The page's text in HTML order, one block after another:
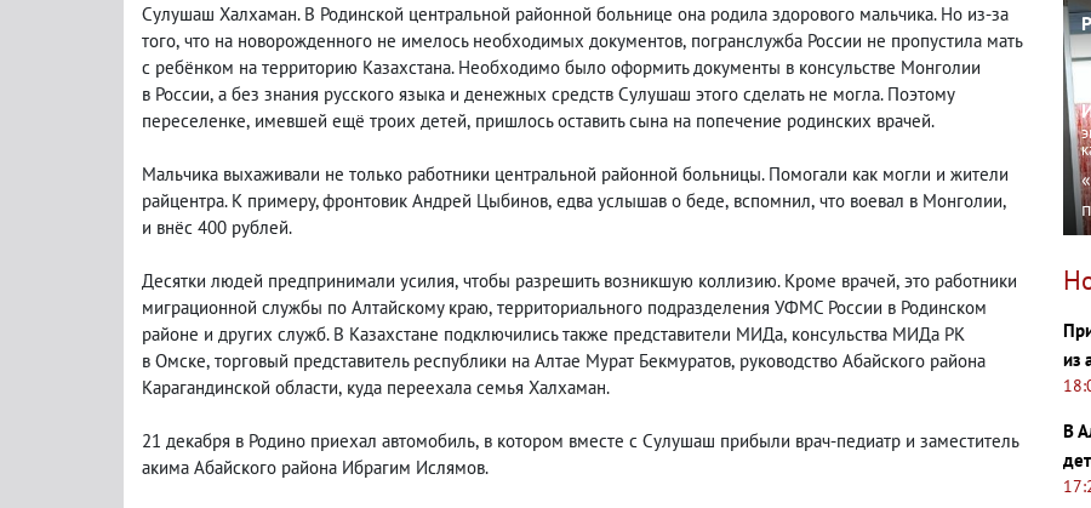
Сулушаш Халхаман. В Родинской центральной районной больнице она родила здорового мальчика. Но из-за
того, что на новорожденного не имелось необходимых документов, погранслужба России не пропустила мать
с ребёнком на территорию Казахстана. Необходимо было оформить документы в консульстве Монголии
в России, а без знания русского языка и денежных средств Сулушаш этого сделать не могла. Поэтому
переселенке, имевшей ещё троих детей, пришлось оставить сына на попечение родинских врачей.
Мальчика выхаживали не только работники центральной районной больницы. Помогали как могли и жители
райцентра. К примеру, фронтовик Андрей Цыбинов, едва услышав о беде, вспомнил, что воевал в Монголии,
и внёс 400 рублей.
Десятки людей предпринимали усилия, чтобы разрешить возникшую коллизию. Кроме врачей, это работники
миграционной службы по Алтайскому краю, территориального подразделения УФМС России в Родинском
районе и других служб. В Казахстане подключились также представители МИДа, консульства МИДа РК
в Омске, торговый представитель республики на Алтае Мурат Бекмуратов, руководство Абайского района
Карагандинской области, куда переехала семья Халхаман.
21 декабря в Родино приехал автомобиль, в котором вместе с Сулушаш прибыли врач-педиатр и заместитель
акима Абайского района Ибрагим Ислямов.
из
В